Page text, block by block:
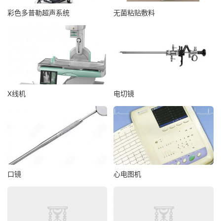
彩色多普勒超声系统 无菌粘贴敷料
X线机 电切镜
口镜 心电图机